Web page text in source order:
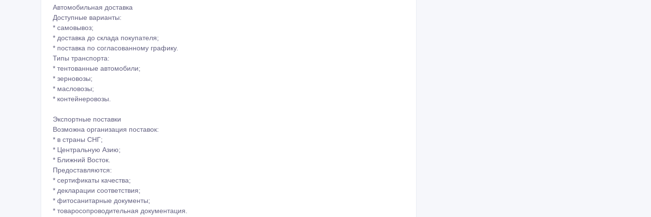
Используемый подвижной состав:
* крытые вагоны;
* полувагоны;
* железнодорожные цистерны;
* контейнерные платформы.
Предоставляется сопровождение:
* ж/д документации;
* экспортных документов;
* логистической координации.
Автомобильная доставка
Доступные варианты:
* самовывоз;
* доставка до склада покупателя;
Типы транспорта:
* тентованные автомобили;
* зерновозы;
* масловозы;